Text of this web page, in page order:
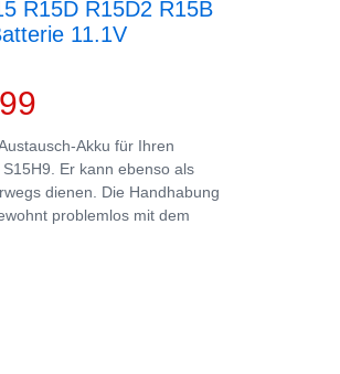
R15D R15D2 R15B
11.1V
Akku für Ihren
Er kann ebenso als
dienen. Die Handhabung
problemlos mit dem